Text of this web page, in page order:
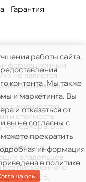
Гарантия
не является
положениями
Российской.
количество
и стоимость
менеджера. Все
знаки,
являются
владельцев.
письменного
2026.
работы сайта,
контента. Мы также
и маркетинга. Вы
и отказаться от
вы не согласны с
прекратить
информация
в политике